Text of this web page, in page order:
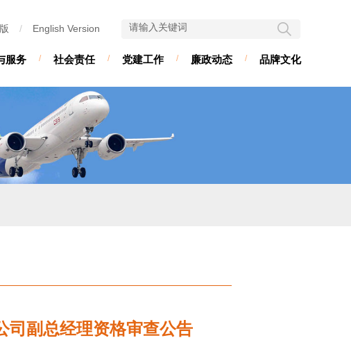
/ English Version
服务 / 社会责任 / 党建工作 / 廉政动态 / 品牌文化
司副总经理资格审查公告